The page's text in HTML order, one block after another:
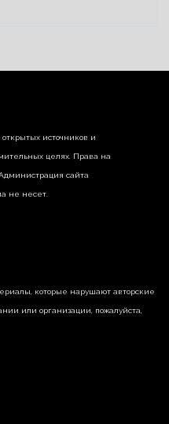
источников и
целях. Права на
сайта
не несет.
которые нарушают авторские
или организации, пожалуйста,